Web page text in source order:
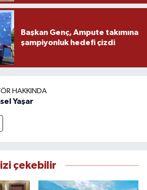
Başkan Genç, Ampute takımına
şampiyonluk hedefi çizdi
HAKKINDA
Yaşar
çekebilir